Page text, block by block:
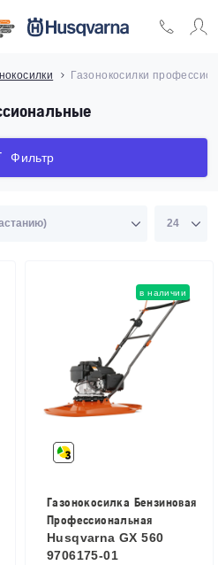
Газонокосилки
Фильтр
в наличии
Газонокосилка Бензиновая
Профессиональная
Husqvarna GX 560
9706175‑01